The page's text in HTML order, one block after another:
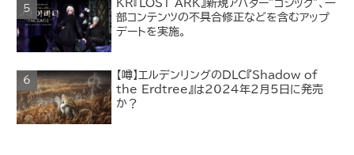
KR『LOST ARK』新規アバター"ゴシック"、一
部コンテンツの不具合修正などを含むアップ
デートを実施。
【噂】エルデンリングのDLC『Shadow of
the Erdtree』は2024年2月5日に発売
か？